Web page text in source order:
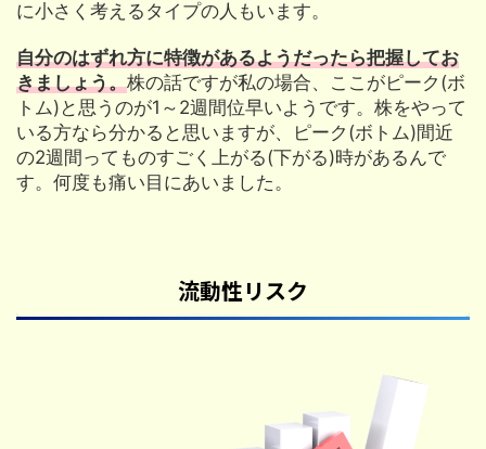
に小さく考えるタイプの人もいます。
自分のはずれ方に特徴があるようだったら把握してお
きましょう。株の話ですが私の場合、ここがピーク(ボ
トム)と思うのが1～2週間位早いようです。株をやって
いる方なら分かると思いますが、ピーク(ボトム)間近
の2週間ってものすごく上がる(下がる)時があるんで
す。何度も痛い目にあいました。
流動性リスク